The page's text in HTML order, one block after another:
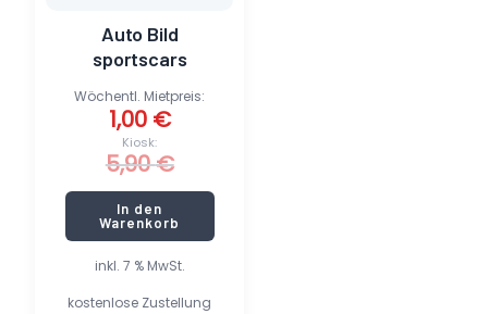
inkl. 7 % MwSt.
kostenlose Zustellung
Auto Bild
sportscars
Kiosk:
5,90€
Wöchentl. Mietpreis:
1,00 €
In den
Warenkorb